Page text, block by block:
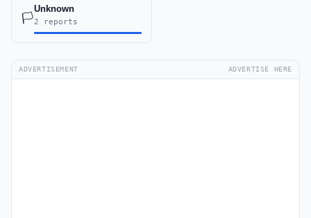
🏳️
Unknown
2 reports
ADVERTISEMENT ADVERTISE HERE